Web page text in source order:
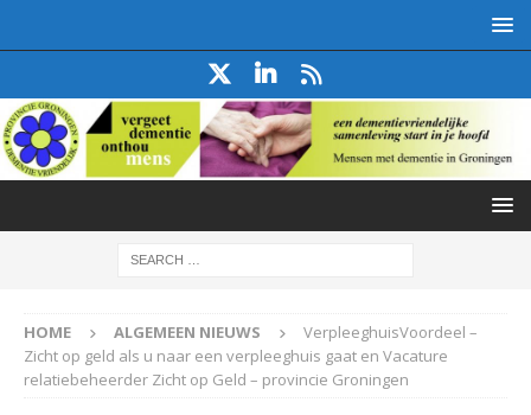
HOME ALGEMEEN NIEUWS
VerpleeghuisVoordeel –
Zicht op geld als u naar een verpleeghuis gaat en Vacature
relatiebeheerder Zicht op Geld – provincie Groningen